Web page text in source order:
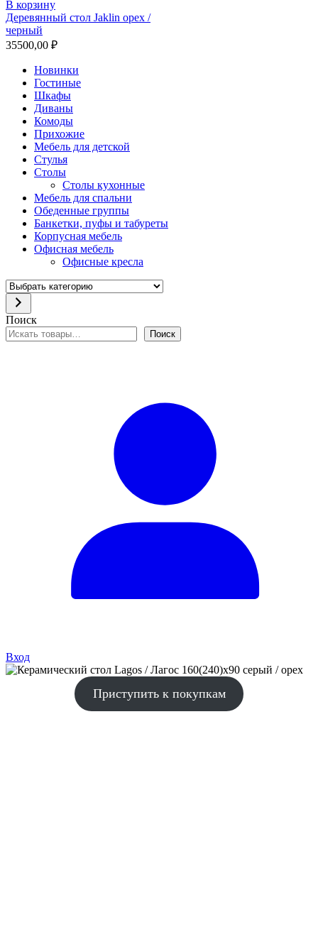
В корзину
Деревянный стол Jaklin орех /
черный
35500,00 ₽
Новинки
Гостиные
Шкафы
Диваны
Комоды
Прихожие
Мебель для детской
Стулья
Столы
Столы кухонные
Мебель для спальни
Обеденные группы
Банкетки, пуфы и табуреты
Корпусная мебель
Офисная мебель
Офисные кресла
Выбрать
категорию
Поиск
Поиск
Вход
Приступить к покупкам